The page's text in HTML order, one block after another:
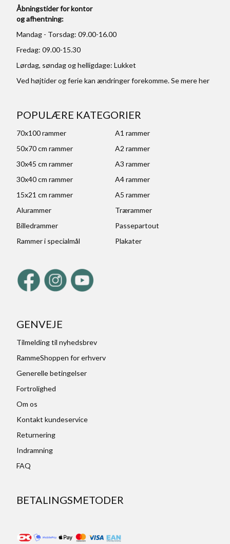
Åbningstider for kontor
og afhentning:
Mandag - Torsdag: 09.00-16.00
Fredag: 09.00-15.30
Lørdag, søndag og helligdage: Lukket
Ved højtider og ferie kan ændringer forekomme. Se mereher
POPULÆRE KATEGORIER
70x100 rammer
A1 rammer
50x70 cm rammer
A2 rammer
30x45 cm rammer
A3 rammer
30x40 cm rammer
A4 rammer
15x21 cm rammer
A5 rammer
Alurammer
Trærammer
Billedrammer
Passepartout
Rammer i specialmål
Plakater
GENVEJE
Tilmelding til nyhedsbrev
RammeShoppen for erhverv
Generelle betingelser
Fortrolighed
Om os
Kontakt kundeservice
Returnering
Indramning
FAQ
BETALINGSMETODER